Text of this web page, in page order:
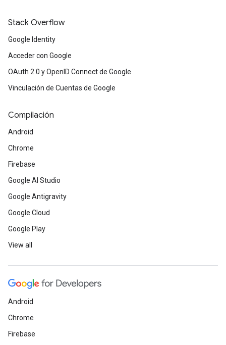
Stack Overflow
Google Identity
Acceder con Google
OAuth 2.0 y OpenID Connect de Google
Vinculación de Cuentas de Google
Compilación
Android
Chrome
Firebase
Google AI Studio
Google Antigravity
Google Cloud
Google Play
View all
Android
Chrome
Firebase